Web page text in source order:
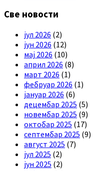
Све новости
јул 2026 (2)
јун 2026 (12)
мај 2026 (10)
април 2026 (8)
март 2026 (1)
фебруар 2026 (1)
јануар 2026 (6)
децембар 2025 (5)
новембар 2025 (9)
октобар 2025 (17)
септембар 2025 (9)
август 2025 (7)
јул 2025 (2)
јун 2025 (2)